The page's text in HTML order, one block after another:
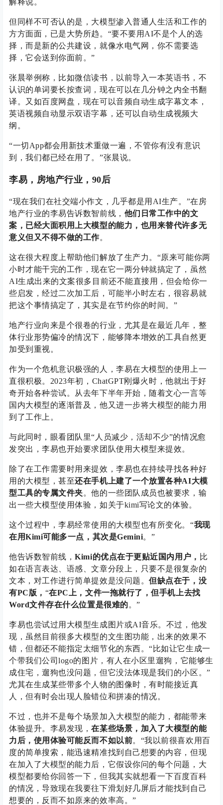
解释说。
但同样不可否认的是，大模型渗入普通人生活和工作的
方方面面，已是大势所趋。“要不要用AI不是个人的选
择，而是新的公共建设，就像水电气网，你不需要选
择，它会送到你面前。”
张晨举例称，比如微信读书，以前导入一本英语书，不
认识的单词要长按查词，现在可以在几分钟之内全书翻
译。又如百度网盘，现在可以音频自动生成字幕文本，
英语视频自动显示双语字幕，还可以自动生成视频大
纲。
“一切App都会用新技术重做一遍，不管你有没有意识
到，我们都已经在用了。”张晨说。
李易，房地产行业，90后
“现在我们在社交端小作文，几乎都是用AI生产。”在房
地产行业的李易告诉数智前线， 他们日常工作中的文
案，已经大面积用上大模型的能力，也用来替代许多无
意义但又不得不做的工作。
这在很大程度上帮助他们解放了生产力。“原来可能你两
小时才能干完的工作，现在它一两分钟就搞定了，虽然
AI生成出来的文案很多目前还不能直接用，但会给你一
些启发，经过二次加工后，可能半小时左右，很容易就
把这个事情搞定了，其实是在节约你的时间。”
地产行业向来是个很卷的行业，尤其是在最近几年，整
体行业形势偏冷的情况下，能够降本增效的工具自然更
加受到重视。
作为一个危机意识极强的人，李易在大模型的使用上一
直很积极。2023年初，ChatGPT刚爆火时，他就出于好
奇开始各种尝试。从去年下半年开始，随着文心一言等
国内大模型的逐渐普及，他又进一步将大模型的能力用
到了工作上。
与此同时，眼看团队里“人员减少，活却不少”的情况愈
发突出，李易也开始要求团队使用大模型来提效。
除了在工作需要时用来提效，李易也在持续寻找各种好
用的大模型，甚至还在手机上建了一个放置各种AI大模
型工具的专属文件夹。他的一些团队成员也被要求，输
出一些大模型使用体验，如关于kimi写论文的体验。
这个过程中，李易经常使用的大模型也有所变化。“我现
在用Kimi可能多一点，其次是Gemini。”
他告诉数智前线，Kimi的优点在于更贴近国内用户， 比
如在语言表达、语感、文章分段上，只要不是很复杂的
文本，对工作进行简单提效是没问题。但缺点在于，没
有PC版， “在PC上，文件一拖就行了，但手机上去找
Word文件存在什么位置是很难的。”
李易也尝试过用大模型生成图片或AI音乐。不过，他发
现，虽然目前很多大模型的文生图功能，出来的效果不
错，但都还不能指定太细节化的东西。“比如让它生成一
个带我们公司logo的图片，有人在小区里遛狗，它能够生
成住宅，遛狗也没问题，但它没法体现是我们的小区。”
尤其在生成某些带多个人物的图像时，有时能接近真
人，但有时会出现人脸错位和拼凑的情况。
不过，也并不是每个场景加入大模型的能力，都能带来
体验提升。李易发现，在某些场景，加入了大模型的能
力后，使用体验可能反而不如以前。“我以前很喜欢用百
度的简单搜索，能迅速精准找到自己想要的内容，但现
在加入了大模型的能力后，它假设你问的每个问题，大
模型都要给你回答一下，但我其实就想看一下百度百科
的情况，导致现在我要往下滑划好几屏后才能找到自己
想要的，反而不如原来的效率高。”